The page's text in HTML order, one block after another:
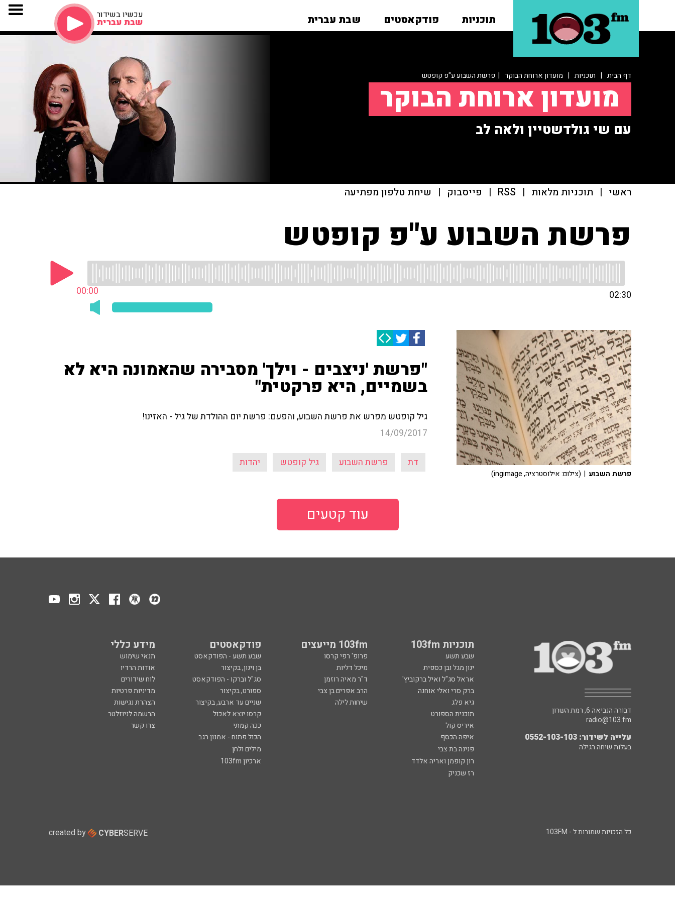
תוכניות פודקאסטים שבת עברית עכשיו בשידור
שבת עברית
דף הבית | תוכניות | מועדון ארוחת הבוקר | פרשת השבוע ע"פ קופטש
מועדון ארוחת הבוקר
עם שי גולדשטיין ולאה לב
ראשי | תוכניות מלאות |
RSS
| פייסבוק | שיחת טלפון מפתיעה
פרשת השבוע ע"פ קופטש
00:00 02:30
"פרשת 'ניצבים - וילך' מסבירה שהאמונה היא לא
בשמיים, היא פרקטית"
גיל קופטש מפרש את פרשת השבוע, והפעם: פרשת יום ההולדת של גיל - האזינו!
14/09/2017
דת פרשת השבוע גיל קופטש יהדות
פרשת השבוע | (צילום: אילוסטרציה, ingimage)
עוד קטעים
תוכניות 103fm 103fm מייעצים פודקאסטים מידע כללי
שבע תשע פרופ' רפי קרסו שבע תשע - הפודקאסט
תנאי שימוש
ינון מגל ובן כספית
מיכל דליות בן וינון, בקיצור
אודות הרדיו
אראל סג"ל ואיל ברקוביץ'
ד"ר מאיה רוזמן סג"ל וברקו - הפודקאסט
לוח שידורים
ברק סרי ואלי אוחנה
הרב אפרים בן צבי ספורט, בקיצור
מדיניות פרטיות
גיא פלג
שיחות לילה שניים עד ארבע, בקיצור
הצהרת נגישות
תוכנית הספורט
קרסו יוצא לאכול
הרשמה לניוזלטר
איריס קול
ככה קמתי
צרו קשר
איפה הכסף
הכול פתוח - אמנון רגב
פנינה בת צבי
מילים ולחן
רון קופמן ואריה אלדד
ארכיון 103fm
רז שכניק
דבורה הנביאה 6, רמת השרון
radio@103.fm
עלייה לשידור: 0552-103-103
בעלות שיחה רגילה
כל הזכויות שמורות ל - 103FM created by CYBERSERVE